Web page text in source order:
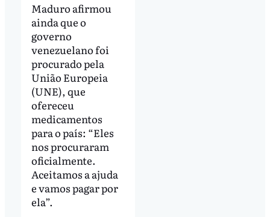
Maduro afirmou
ainda que o
governo
venezuelano foi
procurado pela
União Europeia
(UNE), que
ofereceu
medicamentos
para o país: “Eles
nos procuraram
oficialmente.
Aceitamos a ajuda
e vamos pagar por
ela”.